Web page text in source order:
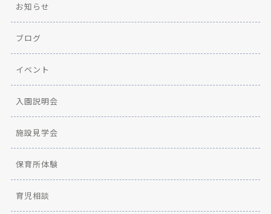
お知らせ
ブログ
イベント
入園説明会
施設見学会
保育所体験
育児相談